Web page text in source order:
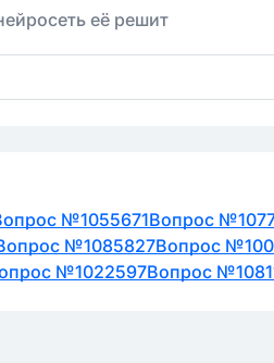
её решит
№1055671Вопрос
№1085827Вопрос
№1022597Вопрос